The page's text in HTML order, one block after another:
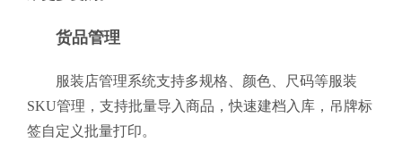
货品管理
服装店管理系统支持多规格、颜色、尺码等服装
SKU管理，支持批量导入商品，快速建档入库，吊牌标
签自定义批量打印。